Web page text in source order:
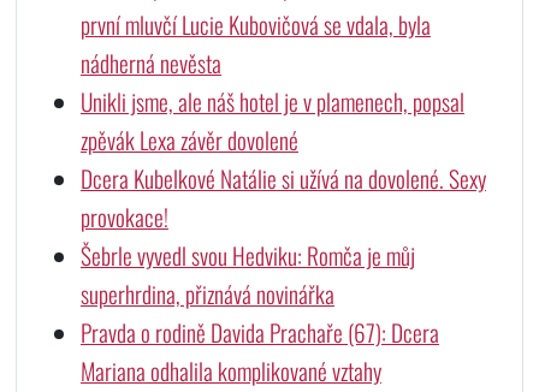
první mluvčí Lucie Kubovičová se vdala, byla
nádherná nevěsta
Unikli jsme, ale náš hotel je v plamenech, popsal
zpěvák Lexa závěr dovolené
Dcera Kubelkové Natálie si užívá na dovolené. Sexy
provokace!
Šebrle vyvedl svou Hedviku: Romča je můj
superhrdina, přiznává novinářka
Pravda o rodině Davida Prachaře (67): Dcera
Mariana odhalila komplikované vztahy